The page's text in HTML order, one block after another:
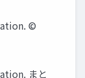
©️
まと